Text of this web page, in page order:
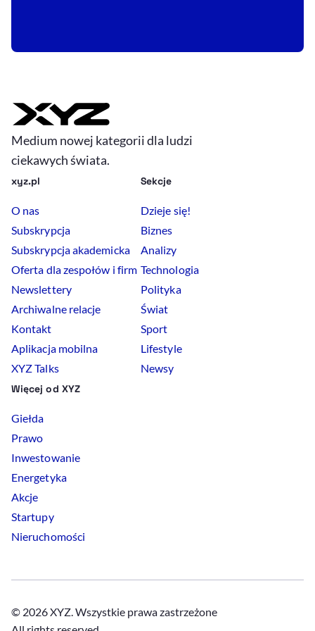
Medium nowej kategorii dla ludzi
ciekawych świata.
xyz.pl
O nas
Subskrypcja
Subskrypcja akademicka
Oferta dla zespołów i firm
Newslettery
Archiwalne relacje
Kontakt
Aplikacja mobilna
XYZ Talks
Sekcje
Dzieje się!
Biznes
Analizy
Technologia
Polityka
Świat
Sport
Lifestyle
Newsy
Więcej od XYZ
Giełda
Prawo
Inwestowanie
Energetyka
Akcje
Startupy
Nieruchomości
© 2026 XYZ. Wszystkie prawa zastrzeżone